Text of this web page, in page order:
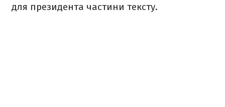
для президента частини тексту.